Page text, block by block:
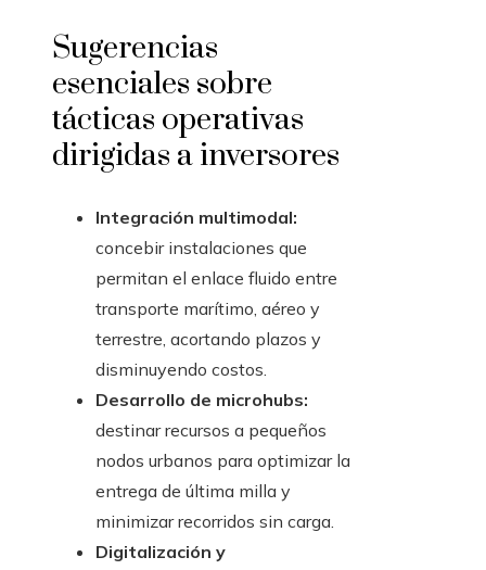
Sugerencias
esenciales sobre
tácticas operativas
dirigidas a inversores
Integración multimodal:
concebir instalaciones que
permitan el enlace fluido entre
transporte marítimo, aéreo y
terrestre, acortando plazos y
disminuyendo costos.
Desarrollo de microhubs:
destinar recursos a pequeños
nodos urbanos para optimizar la
entrega de última milla y
minimizar recorridos sin carga.
Digitalización y